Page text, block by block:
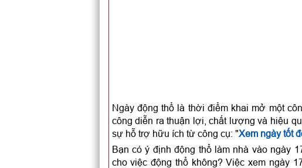
Ngày động thổ là thời điểm khai mở một
công diễn ra thuận lợi, chất lượng và hiệu
sự hỗ trợ hữu ích từ công cụ: "Xem ngày tốt
Bạn có ý định động thổ làm nhà vào ngày
cho việc động thổ không? Việc xem ngày